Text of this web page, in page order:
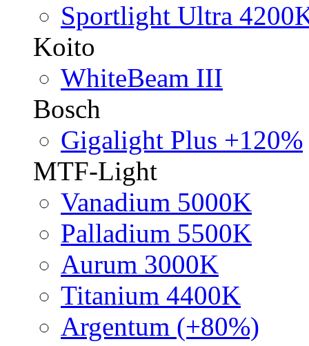
Sportlight Ultra
Koito
WhiteBeam III
Bosch
Gigalight Plus +120%
MTF-Light
Vanadium 5000K
Palladium 5500K
Aurum 3000K
Titanium 4400K
Argentum (+80%)